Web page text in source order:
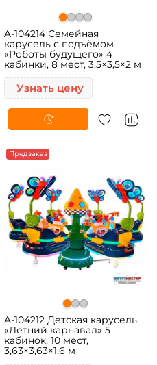
A-104214 Семейная
карусель с подъёмом
«Роботы будущего» 4
кабинки, 8 мест, 3,5×3,5×2 м
Узнать цену
Предзаказ
A-104212 Детская карусель
«Летний карнавал» 5
кабинок, 10 мест,
3,63×3,63×1,6 м